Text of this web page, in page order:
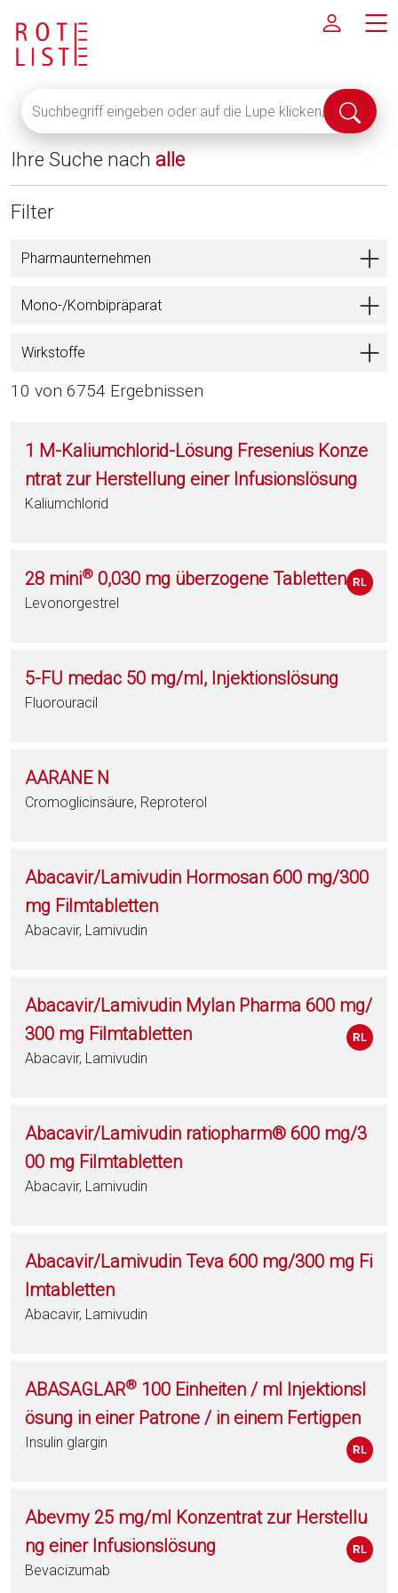
eingeben
oder
auf
die
Lupe
alle
anzuzeigen
Suche
Ihre Suche nach alle
Filter
Pharmaunternehmen
Mono-/Kombipräparat
Wirkstoffe
10 von 6754 Ergebnissen
1 M-Kaliumchlorid-Lösung Fresenius Konze
ntrat zur Herstellung einer Infusionslösung
Kaliumchlorid
28 mini® 0,030 mg überzogene Tabletten
Levonorgestrel
5-FU medac 50 mg/ml, Injektionslösung
Fluorouracil
AARANE N
Cromoglicinsäure, Reproterol
Abacavir/Lamivudin Hormosan 600 mg/300
mg Filmtabletten
Abacavir, Lamivudin
Abacavir/Lamivudin Mylan Pharma 600 mg/
300 mg Filmtabletten
Abacavir, Lamivudin
Abacavir/Lamivudin ratiopharm® 600 mg/3
00 mg Filmtabletten
Abacavir, Lamivudin
Abacavir/Lamivudin Teva 600 mg/300 mg Fi
lmtabletten
Abacavir, Lamivudin
ABASAGLAR® 100 Einheiten / ml Injektionsl
ösung in einer Patrone / in einem Fertigpen
Insulin glargin
Abevmy 25 mg/ml Konzentrat zur Herstellu
ng einer Infusionslösung
Bevacizumab